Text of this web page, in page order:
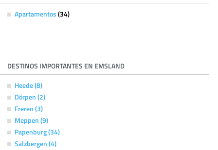
Apartamentos (34)
DESTINOS IMPORTANTES EN EMSLAND
Heede (8)
Dörpen (2)
Freren (3)
Meppen (9)
Papenburg (34)
Salzbergen (4)